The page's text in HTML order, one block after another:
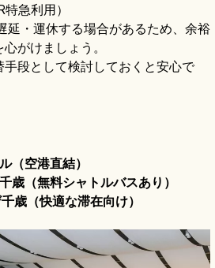
急利用）
延・運休する場合があるため、余裕
がけましょう。
段として検討しておくと安心で
（空港直結）
歳（無料シャトルバスあり）
歳（快適な滞在向け）